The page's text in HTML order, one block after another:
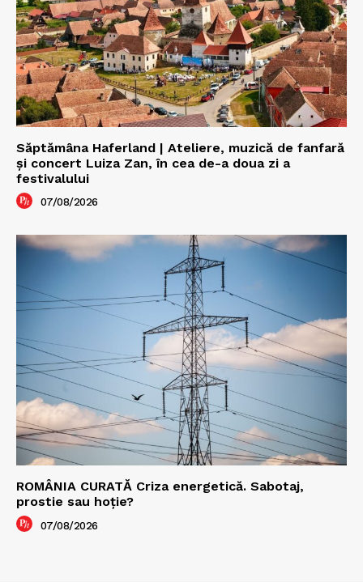
Săptămâna Haferland | Ateliere, muzică de fanfară
şi concert Luiza Zan, în cea de-a doua zi a
festivalului
07/08/2026
ROMÂNIA CURATĂ Criza energetică. Sabotaj,
prostie sau hoție?
07/08/2026